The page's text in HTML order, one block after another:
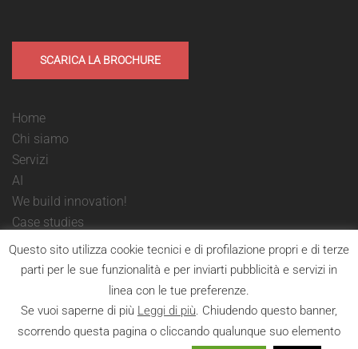
SCARICA LA BROCHURE
Home
Chi siamo
Servizi
AI
We build innovation!
Case studies
Contattaci
Questo sito utilizza cookie tecnici e di profilazione propri e di terze
parti per le sue funzionalità e per inviarti pubblicità e servizi in
linea con le tue preferenze.
Se vuoi saperne di più Leggi di più. Chiudendo questo banner,
scorrendo questa pagina o cliccando qualunque suo elemento